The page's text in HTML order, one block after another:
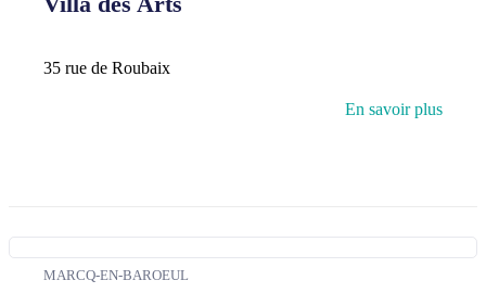
35 rue de Roubaix
En savoir plus
MARCQ-EN-BAROEUL